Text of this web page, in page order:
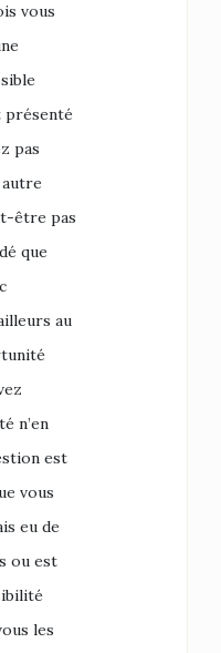
vous
présenté
pas
être pas
que
au
n’en
est
vous
eu de
ou est
les